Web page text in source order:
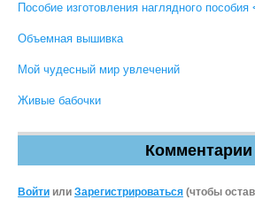
Пособие изготовления наглядного пособия
Объемная вышивка
Мой чудесный мир увлечений
Живые бабочки
Комментарии
Войти или Зарегистрироваться (чтобы